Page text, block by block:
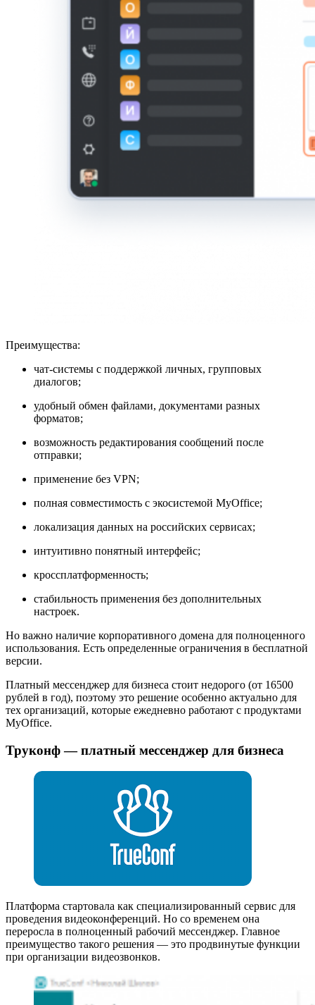
Преимущества:
чат-системы с поддержкой личных, групповых
диалогов;
удобный обмен файлами, документами разных
форматов;
возможность редактирования сообщений после
отправки;
применение без VPN;
полная совместимость с экосистемой MyOffice;
локализация данных на российских сервисах;
интуитивно понятный интерфейс;
кроссплатформенность;
стабильность применения без дополнительных
настроек.
Но важно наличие корпоративного домена для полноценного
использования. Есть определенные ограничения в бесплатной
версии.
Платный мессенджер для бизнеса стоит недорого (от 16500
рублей в год), поэтому это решение особенно актуально для
тех организаций, которые ежедневно работают с продуктами
MyOffice.
Труконф — платный мессенджер для бизнеса
Платформа стартовала как специализированный сервис для
проведения видеоконференций. Но со временем она
переросла в полноценный рабочий мессенджер. Главное
преимущество такого решения — это продвинутые функции
при организации видеозвонков.